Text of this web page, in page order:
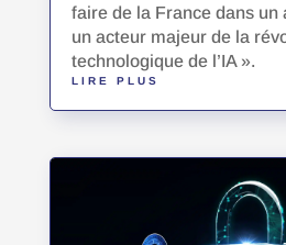
faire de la France dans un
un acteur majeur de la
technologique de l’IA ».
LIRE PLUS